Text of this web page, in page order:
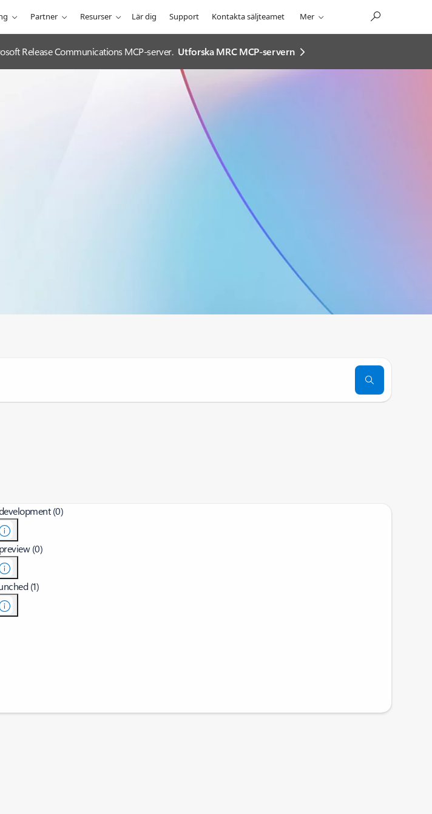
Partner Resurser Lär dig Support Kontakta säljteamet Mer
Release Communications MCP-server. Utforska MRC MCP-servern
(0)
(0)
(1)